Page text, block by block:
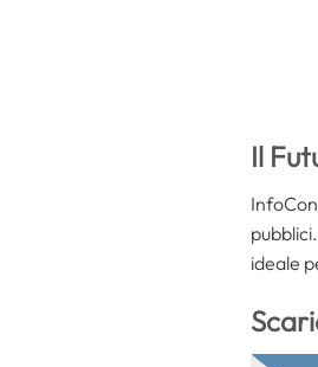
Il
ideale